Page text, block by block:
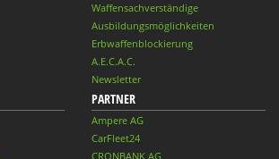
Waffensachverständige
Ausbildungsmöglichkeiten
Erbwaffenblockierung
A.E.C.A.C.
Newsletter
PARTNER
Ampere AG
CarFleet24
CRONBANK AG